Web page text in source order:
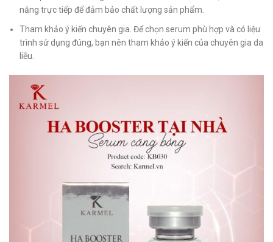
nắng trực tiếp để đảm bảo chất lượng sản phẩm.
Tham khảo ý kiến chuyên gia. Để chọn serum phù hợp và có liệu
trình sử dụng đúng, bạn nên tham khảo ý kiến của chuyên gia da
liễu.